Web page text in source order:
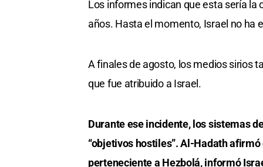
Los informes indican que esta sería
años. Hasta el momento, Israel no ha
A finales de agosto, los medios sirios
que fue atribuido a Israel.
Durante ese incidente, los sistemas
“objetivos hostiles”. Al-Hadath
perteneciente a Hezbolá, informó